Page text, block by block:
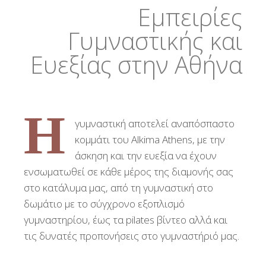
Εμπειρίες
Γυμναστικής και
Ευεξίας στην Αθήνα
Η
γυμναστική αποτελεί αναπόσπαστο
κομμάτι του Alkima Athens, με την
άσκηση και την ευεξία να έχουν
ενσωματωθεί σε κάθε μέρος της διαμονής σας
στο κατάλυμα μας, από τη γυμναστική στο
δωμάτιο με το σύγχρονο εξοπλισμό
γυμναστηρίου, έως τα pilates βίντεο αλλά και
τις δυνατές προπονήσεις στο γυμναστήριό μας.